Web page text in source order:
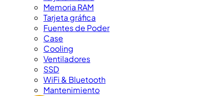
Memoria RAM
Tarjeta gráfica
Fuentes de Poder
Case
Cooling
Ventiladores
SSD
WiFi & Bluetooth
Mantenimiento